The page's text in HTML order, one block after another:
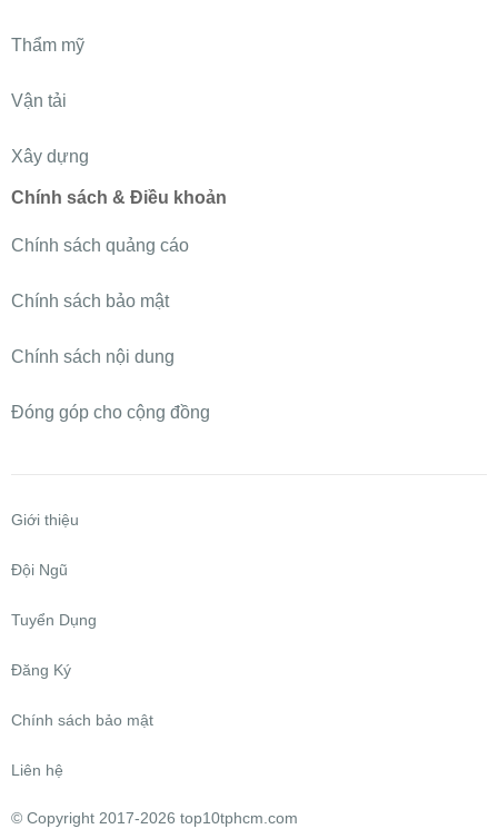
Thẩm mỹ
Vận tải
Xây dựng
Chính sách & Điều khoản
Chính sách quảng cáo
Chính sách bảo mật
Chính sách nội dung
Đóng góp cho cộng đồng
Giới thiệu
Đội Ngũ
Tuyển Dụng
Đăng Ký
Chính sách bảo mật
Liên hệ
© Copyright 2017-2026 top10tphcm.com